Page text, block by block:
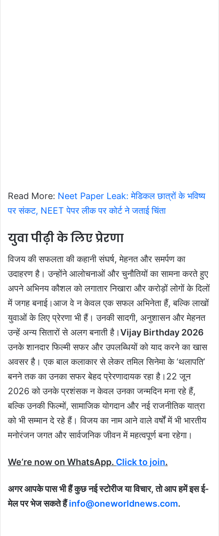
Read More: Neet Paper Leak: मेडिकल छात्रों के भविष्य
पर संकट, NEET पेपर लीक पर कोर्ट ने जताई चिंता
युवा पीढ़ी के लिए प्रेरणा
विजय की सफलता की कहानी संघर्ष, मेहनत और समर्पण का
उदाहरण है। उन्होंने आलोचनाओं और चुनौतियों का सामना करते हुए
अपने अभिनय कौशल को लगातार निखारा और करोड़ों लोगों के दिलों
में जगह बनाई।आज वे न केवल एक सफल अभिनेता हैं, बल्कि लाखों
युवाओं के लिए प्रेरणा भी हैं। उनकी सादगी, अनुशासन और मेहनत
उन्हें अन्य सितारों से अलग बनाती है।Vijay Birthday 2026
उनके शानदार फिल्मी सफर और उपलब्धियों को याद करने का खास
अवसर है। एक बाल कलाकार से लेकर तमिल सिनेमा के ‘थलापति’
बनने तक का उनका सफर बेहद प्रेरणादायक रहा है।22 जून
2026 को उनके प्रशंसक न केवल उनका जन्मदिन मना रहे हैं,
बल्कि उनकी फिल्मों, सामाजिक योगदान और नई राजनीतिक यात्रा
को भी सम्मान दे रहे हैं। विजय का नाम आने वाले वर्षों में भी भारतीय
मनोरंजन जगत और सार्वजनिक जीवन में महत्वपूर्ण बना रहेगा।
We’re now on WhatsApp. Click to join.
अगर आपके पास भी हैं कुछ नई स्टोरीज या विचार, तो आप हमें इस ई-
मेल पर भेज सकते हैंinfo@oneworldnews.com.